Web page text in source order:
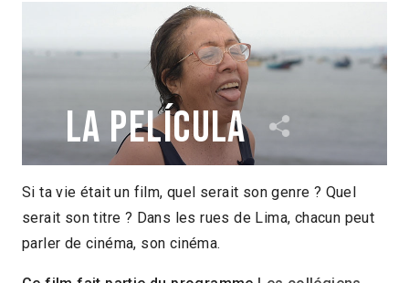
La Película
Andrea Lovatón Pérou 2019
8min
Si ta vie était un film, quel serait son genre ? Quel
serait son titre ? Dans les rues de Lima, chacun peut
parler de cinéma, son cinéma.